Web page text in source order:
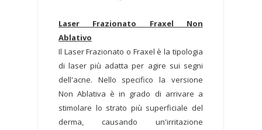
Laser Frazionato Fraxel Non
Ablativo
Il Laser Frazionato o Fraxel è la tipologia
di laser più adatta per agire sui segni
dell'acne. Nello specifico la versione
Non Ablativa è in grado di arrivare a
stimolare lo strato più superficiale del
derma, causando un'irritazione